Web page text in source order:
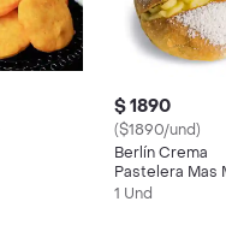
$ 1890
($1890/und)
Berlín Crema
Pastelera Mas
1 Und